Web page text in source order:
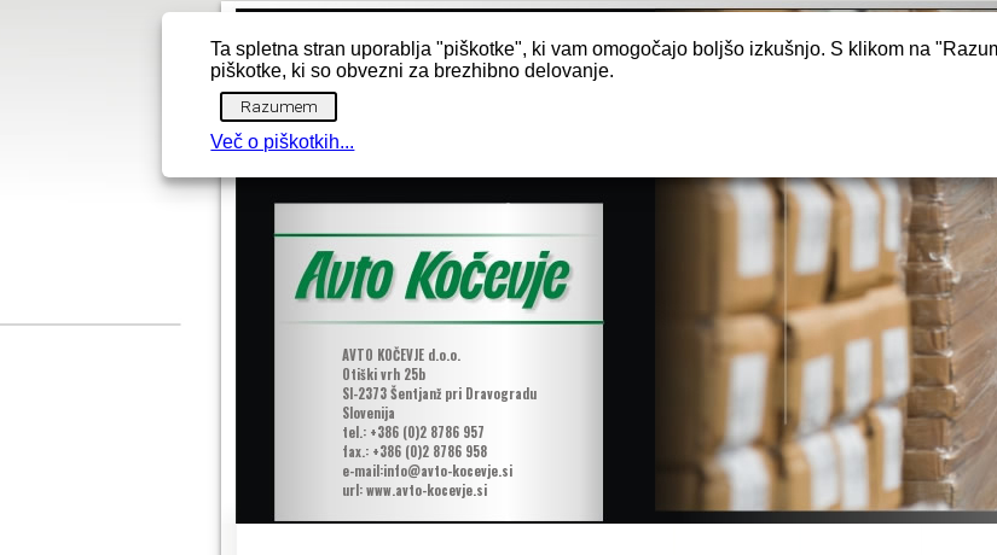
AVTO KOČEVJE d.o.o.
Otiški vrh 25b
SI-2373 Šentjanž pri Dravogradu
Slovenija
tel.: +386 (0)2 8786 957
fax.: +386 (0)2 8786 958
e-mail:info@avto-kocevje.si
url: www.avto-kocevje.si
Ta spletna stran uporablja "piškotke", ki vam omogočajo boljšo izkušnjo. S klikom na
piškotke, ki so obvezni za brezhibno delovanje.
Razumem
Več o piškotkih...